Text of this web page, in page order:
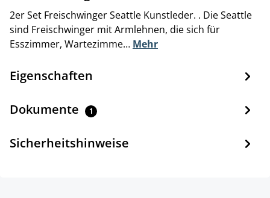
2er Set Freischwinger Seattle Kunstleder. . Die Seattle
sind Freischwinger mit Armlehnen, die sich für
Esszimmer, Wartezimme… Mehr
Eigenschaften
Dokumente 1
Sicherheitshinweise